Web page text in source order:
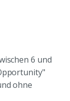
6 und
ohne